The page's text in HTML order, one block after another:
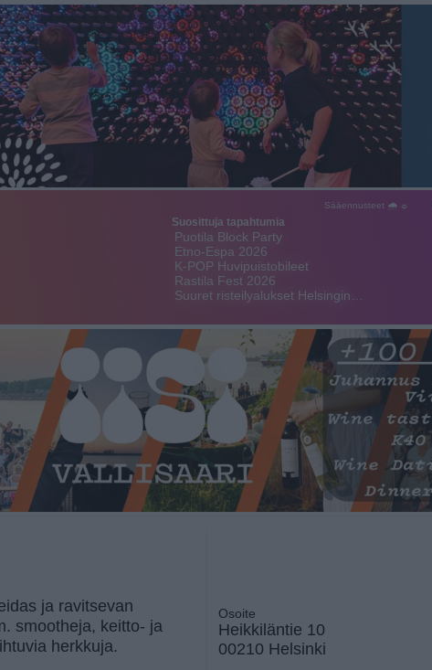
Sääennusteet 🌧 ☼
Suosittuja tapahtumia
Puotila Block Party
Etno-Espa 2026
K-POP Huvipuistobileet
Rastila Fest 2026
Suuret risteilyalukset Helsingin…
ja ravitsevan
smootheja, keitto- ja
herkkuja.
Osoite
Heikkiläntie 10
00210 Helsinki